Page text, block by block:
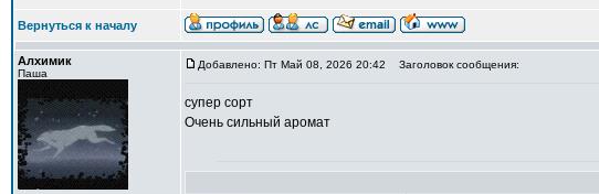
Вернуться к началу
Алхимик
Паша
Добавлено: Пт Май 08, 2026 20:42 Заголовок сообщения:
супер сорт
Очень сильный аромат